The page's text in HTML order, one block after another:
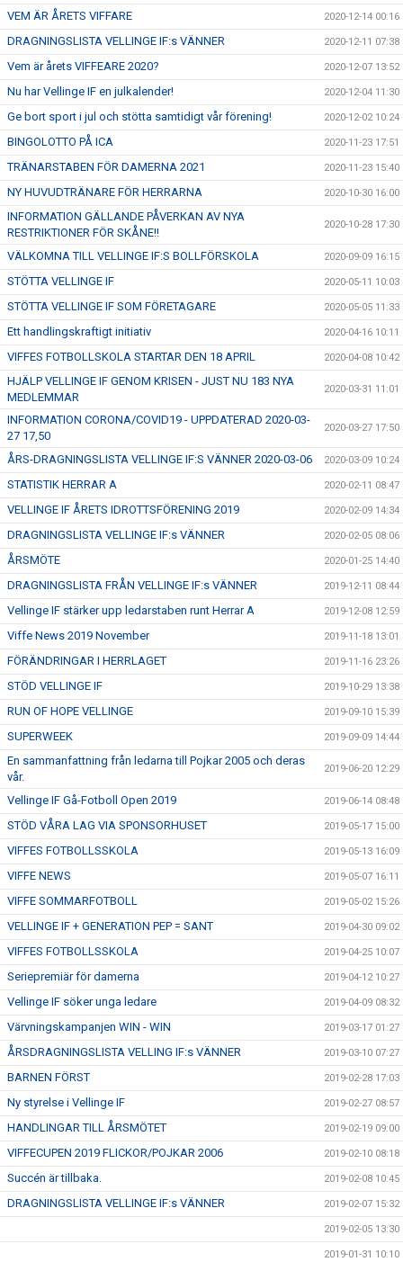
VEM ÄR ÅRETS VIFFARE 2020-12-14 00:16
DRAGNINGSLISTA VELLINGE IF:s VÄNNER 2020-12-11 07:38
Vem är årets VIFFEARE 2020? 2020-12-07 13:52
Nu har Vellinge IF en julkalender! 2020-12-04 11:30
Ge bort sport i jul och stötta samtidigt vår förening! 2020-12-02 10:24
BINGOLOTTO PÅ ICA 2020-11-23 17:51
TRÄNARSTABEN FÖR DAMERNA 2021 2020-11-23 15:40
NY HUVUDTRÄNARE FÖR HERRARNA 2020-10-30 16:00
INFORMATION GÄLLANDE PÅVERKAN AV NYA
RESTRIKTIONER FÖR SKÅNE!!
2020-10-28 17:30
VÄLKOMNA TILL VELLINGE IF:S BOLLFÖRSKOLA 2020-09-09 16:15
STÖTTA VELLINGE IF 2020-05-11 10:03
STÖTTA VELLINGE IF SOM FÖRETAGARE 2020-05-05 11:33
Ett handlingskraftigt initiativ 2020-04-16 10:11
VIFFES FOTBOLLSKOLA STARTAR DEN 18 APRIL 2020-04-08 10:42
HJÄLP VELLINGE IF GENOM KRISEN - JUST NU 183 NYA
MEDLEMMAR
2020-03-31 11:01
INFORMATION CORONA/COVID19 - UPPDATERAD 2020-03-
27 17,50
2020-03-27 17:50
ÅRS-DRAGNINGSLISTA VELLINGE IF:S VÄNNER 2020-03-06 2020-03-09 10:24
STATISTIK HERRAR A 2020-02-11 08:47
VELLINGE IF ÅRETS IDROTTSFÖRENING 2019 2020-02-09 14:34
DRAGNINGSLISTA VELLINGE IF:s VÄNNER 2020-02-05 08:06
ÅRSMÖTE 2020-01-25 14:40
DRAGNINGSLISTA FRÅN VELLINGE IF:s VÄNNER 2019-12-11 08:44
Vellinge IF stärker upp ledarstaben runt Herrar A 2019-12-08 12:59
Viffe News 2019 November 2019-11-18 13:01
FÖRÄNDRINGAR I HERRLAGET 2019-11-16 23:26
STÖD VELLINGE IF 2019-10-29 13:38
RUN OF HOPE VELLINGE 2019-09-10 15:39
SUPERWEEK 2019-09-09 14:44
En sammanfattning från ledarna till Pojkar 2005 och deras
vår.
2019-06-20 12:29
Vellinge IF Gå-Fotboll Open 2019 2019-06-14 08:48
STÖD VÅRA LAG VIA SPONSORHUSET 2019-05-17 15:00
VIFFES FOTBOLLSSKOLA 2019-05-13 16:09
VIFFE NEWS 2019-05-07 16:11
VIFFE SOMMARFOTBOLL 2019-05-02 15:26
VELLINGE IF + GENERATION PEP = SANT 2019-04-30 09:02
VIFFES FOTBOLLSSKOLA 2019-04-25 10:07
Seriepremiär för damerna 2019-04-12 10:27
Vellinge IF söker unga ledare 2019-04-09 08:32
Värvningskampanjen WIN - WIN 2019-03-17 01:27
ÅRSDRAGNINGSLISTA VELLING IF:s VÄNNER 2019-03-10 07:27
BARNEN FÖRST 2019-02-28 17:03
Ny styrelse i Vellinge IF 2019-02-27 08:57
HANDLINGAR TILL ÅRSMÖTET 2019-02-19 09:00
VIFFECUPEN 2019 FLICKOR/POJKAR 2006 2019-02-10 08:18
Succén är tillbaka. 2019-02-08 10:45
DRAGNINGSLISTA VELLINGE IF:s VÄNNER 2019-02-07 15:32
2019-02-05 13:30
2019-01-31 10:10